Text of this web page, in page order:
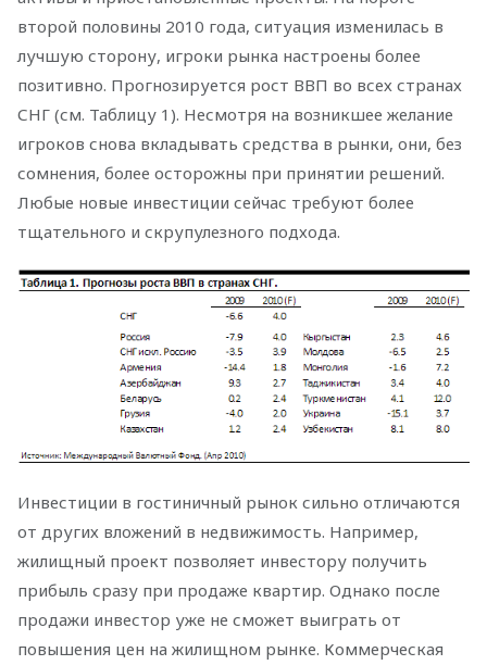
второй половины 2010 года, ситуация изменилась в
лучшую сторону, игроки рынка настроены более
позитивно. Прогнозируется рост ВВП во всех странах
СНГ (см. Таблицу 1). Несмотря на возникшее желание
игроков снова вкладывать средства в рынки, они, без
сомнения, более осторожны при принятии решений.
Любые новые инвестиции сейчас требуют более
тщательного и скрупулезного подхода.
Инвестиции в гостиничный рынок сильно отличаются
от других вложений в недвижимость. Например,
жилищный проект позволяет инвестору получить
прибыль сразу при продаже квартир. Однако после
продажи инвестор уже не сможет выиграть от
повышения цен на жилищном рынке. Коммерческая